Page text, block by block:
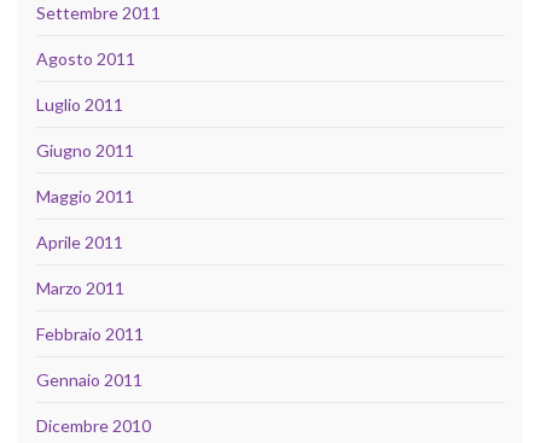
Settembre 2011
Agosto 2011
Luglio 2011
Giugno 2011
Maggio 2011
Aprile 2011
Marzo 2011
Febbraio 2011
Gennaio 2011
Dicembre 2010